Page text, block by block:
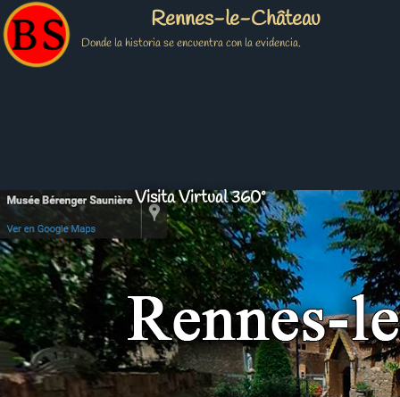
Rennes-le-Château
Donde la historia se encuentra con la evidencia.
Visita Virtual 360º